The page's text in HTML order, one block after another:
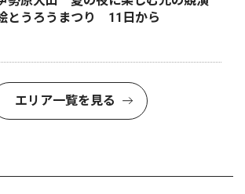
とうろうまつり 11日から
エリア一覧を見る